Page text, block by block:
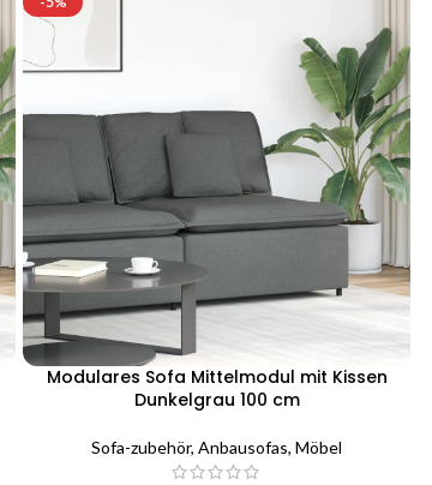
Modulares Sofa Mittelmodul mit Kissen
Dunkelgrau 100 cm
Sofa-zubehör,Anbausofas,Möbel